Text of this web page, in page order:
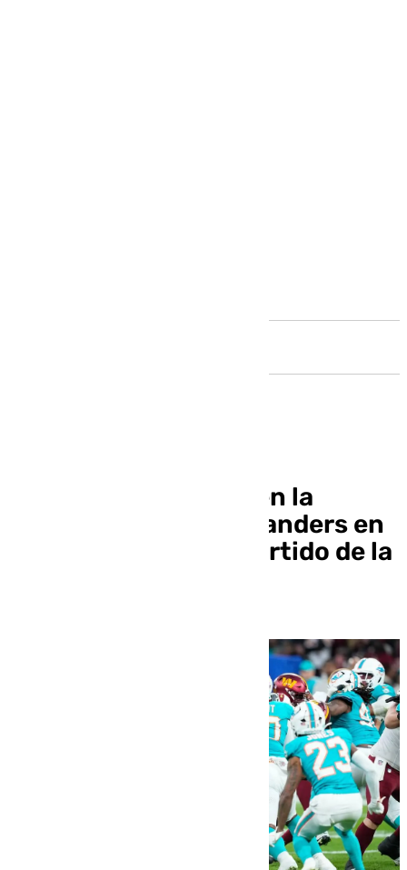
Los Dolphins ganan en la
prórroga a los Commanders en
el histórico primer partido de la